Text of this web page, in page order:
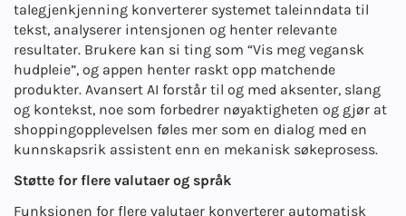
talegjenkjenning konverterer systemet taleinndata til
tekst, analyserer intensjonen og henter relevante
resultater. Brukere kan si ting som “Vis meg vegansk
hudpleie”, og appen henter raskt opp matchende
produkter. Avansert AI forstår til og med aksenter, slang
og kontekst, noe som forbedrer nøyaktigheten og gjør at
shoppingopplevelsen føles mer som en dialog med en
kunnskapsrik assistent enn en mekanisk søkeprosess.
Støtte for flere valutaer og språk
Funksjonen for flere valutaer konverterer automatisk